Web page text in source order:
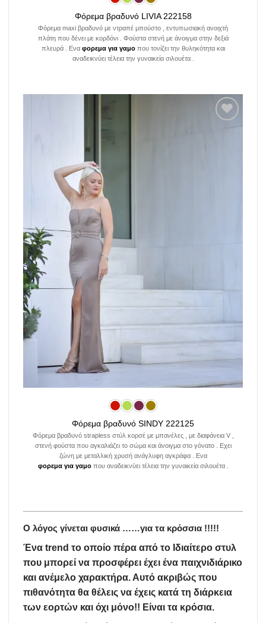
Φόρεμα βραδυνό LIVIA 222158
Φόρεμα maxi βραδυνό με ντραπέ μπούστο , εντυπωσιακή ανοιχτή
πλάτη που δένει με κορδόνι . Φούστα στενή με άνοιγμα στην δεξιά
πλευρά . Ενα φορεμα για γαμοπου τονίζει την θυληκότητα και
αναδεικνύει τέλεια την γυναικεία σιλουέτα .
Φόρεμα βραδυνό SINDY 222125
Φόρεμα βραδυνό strapless στύλ κορσέ με μπανέλες , με διαφάνεια V ,
στενή φούστα που αγκαλιάζει το σώμα και άνοιγμα στο γόνατο . Εχει
ζώνη με μεταλλική χρυσή ανάγλυφη αγκράφα . Ενα
φορεμα για γαμοπου αναδεικνύει τέλεια την γυναικεία σιλουέτα .
Ο λόγος γίνεται φυσικά ……για τα κρόσσια !!!!!
Ένα trend το οποίο πέρα από το Ιδιαίτερο στυλ
που μπορεί να προσφέρει έχει ένα παιχνιδιάρικο
και ανέμελο χαρακτήρα. Αυτό ακριβώς που
πιθανότητα θα θέλεις να έχεις κατά τη διάρκεια
των εορτών και όχι μόνο!! Είναι τα κρόσια.